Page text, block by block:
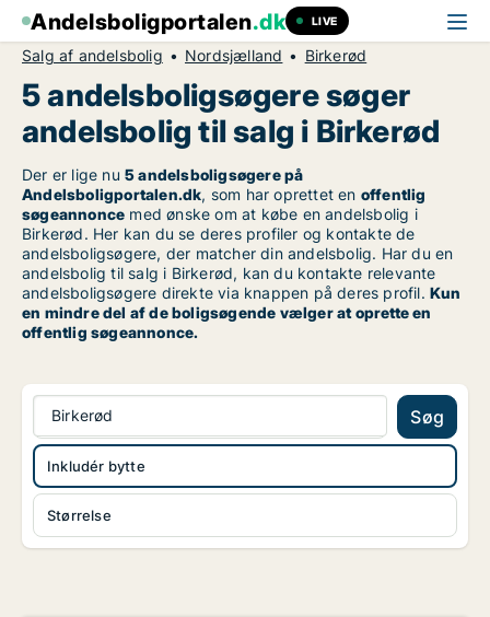
Andelsboligportalen.dk LIVE
Salg af andelsbolig Nordsjælland Birkerød
5 andelsboligsøgere søger
andelsbolig til salg i Birkerød
Der er lige nu 5 andelsboligsøgere på
Andelsboligportalen.dk, som har oprettet en offentlig
søgeannonce med ønske om at købe en andelsbolig i
Birkerød. Her kan du se deres profiler og kontakte de
andelsboligsøgere, der matcher din andelsbolig. Har du en
andelsbolig til salg i Birkerød, kan du kontakte relevante
andelsboligsøgere direkte via knappen på deres profil.Kun
en mindre del af de boligsøgende vælger at oprette en
offentlig søgeannonce.
Birkerød Søg
Størrelse
Inkludér bytte